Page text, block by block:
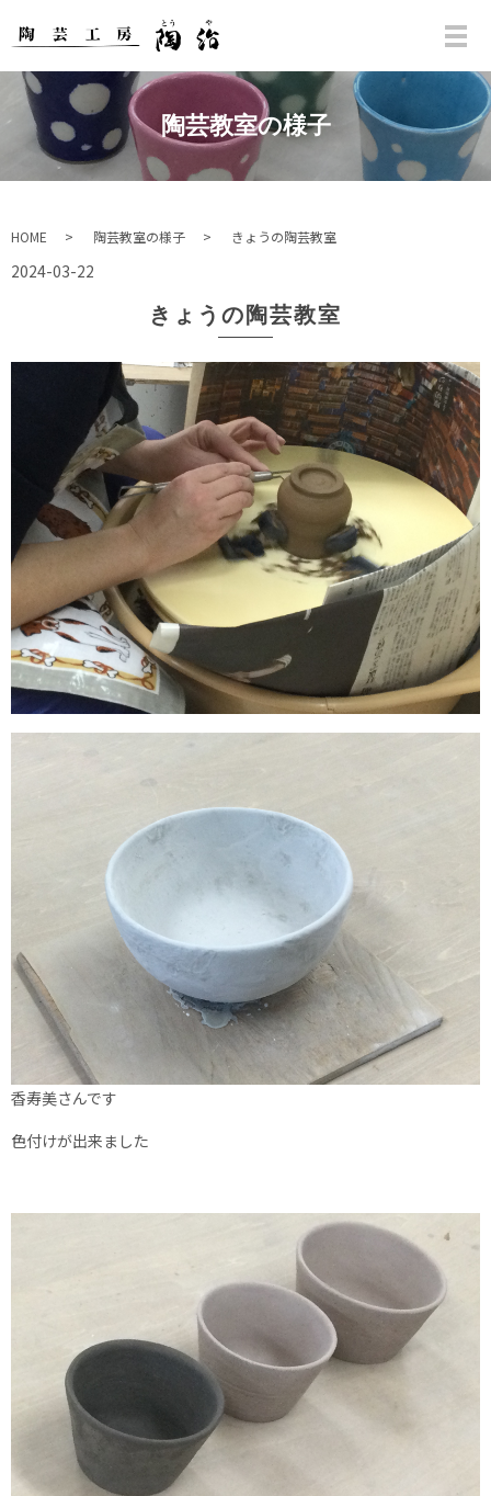
陶芸教室の様子
HOME 陶芸教室の様子 きょうの陶芸教室
2024-03-22
きょうの陶芸教室
香寿美さんです
色付けが出来ました